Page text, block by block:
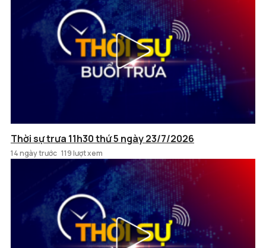
Thời sự trưa 11h30 thứ 5 ngày 23/7/2026
14 ngày trước 119 lượt xem